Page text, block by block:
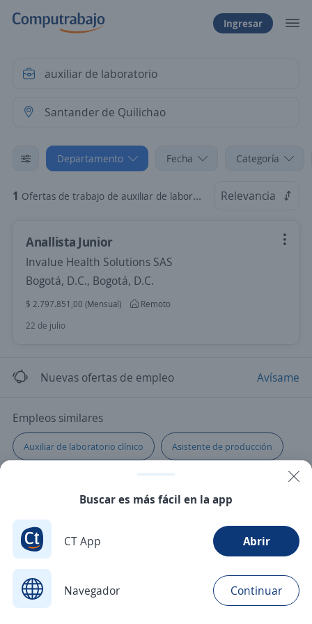
Ingresar
Departamento Fecha Categoría
1 Ofertas de trabajo de auxiliar de laboratorio en Santander de Quilichao, Cauca Relevancia
Anallista Junior
Invalue Health Solutions SAS
Bogotá, D.C., Bogotá, D.C.
$ 2.797.851,00 (Mensual)
Remoto
22 de julio
Nuevas ofertas de empleo Avísame
Empleos similares
Auxiliar de laboratorio clínico Asistente de producción
Buscar es más fácil en la app
CT App Abrir
Navegador Continuar